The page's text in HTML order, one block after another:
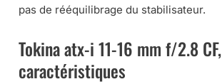
pas de rééquilibrage du stabilisateur.
Tokina atx-i 11-16 mm f/2.8 CF,
caractéristiques